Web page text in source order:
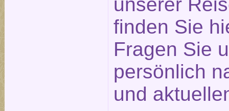
finden Sie
Fragen Sie
persönlich
und